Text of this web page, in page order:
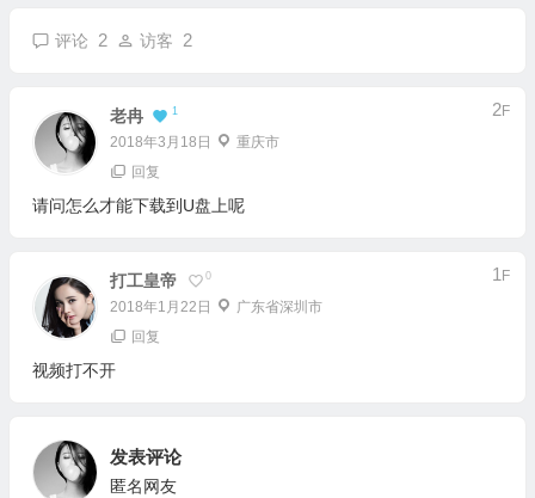
评论 2 访客 2
老冉 1
2018年3月18日 重庆市
2F
回复
请问怎么才能下载到U盘上呢
打工皇帝 0
2018年1月22日 广东省深圳市
1 F
回复
视频打不开
发表评论
匿名网友